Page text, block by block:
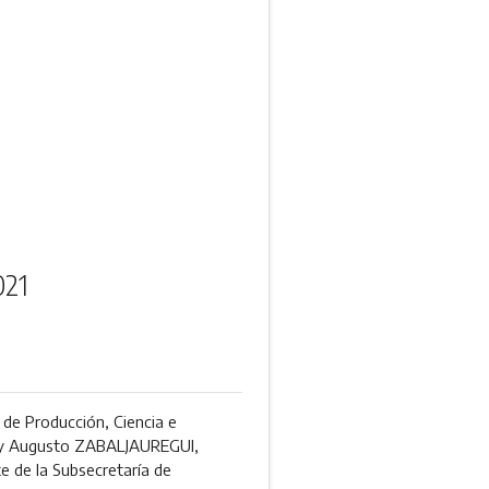
Producción, Ciencia e
ZABALJAUREGUI,
de la Subsecretaría de